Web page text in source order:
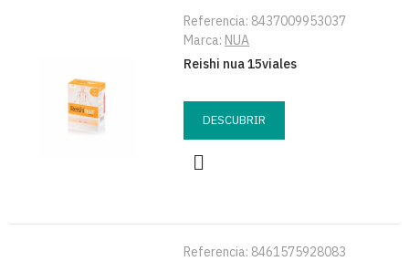
Referencia: 8437009953037
Marca: NUA
Reishi nua 15viales
DESCUBRIR
Referencia: 8461575928083